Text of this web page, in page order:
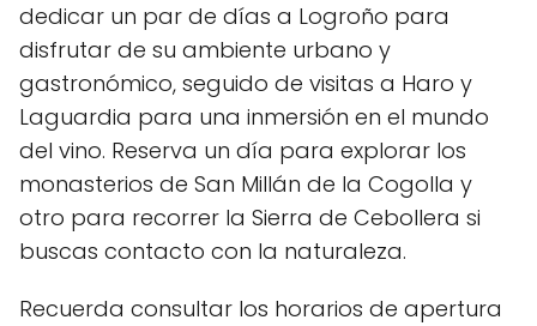
dedicar un par de días a Logroño para
disfrutar de su ambiente urbano y
gastronómico, seguido de visitas a Haro y
Laguardia para una inmersión en el mundo
del vino. Reserva un día para explorar los
monasterios de San Millán de la Cogolla y
otro para recorrer la Sierra de Cebollera si
buscas contacto con la naturaleza.
Recuerda consultar los horarios de apertura